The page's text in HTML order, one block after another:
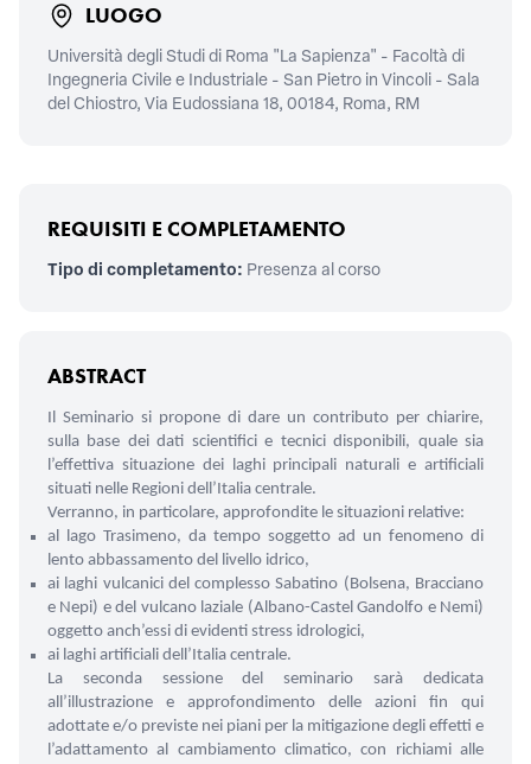
LUOGO
Università degli Studi di Roma "La Sapienza" - Facoltà di
Ingegneria Civile e Industriale - San Pietro in Vincoli - Sala
del Chiostro, Via Eudossiana 18, 00184, Roma, RM
REQUISITI E COMPLETAMENTO
Tipo di completamento: Presenza al corso
ABSTRACT
Il Seminario si propone di dare un contributo per chiarire,
sulla base dei dati scientifici e tecnici disponibili, quale sia
l’effettiva situazione dei laghi principali naturali e artificiali
situati nelle Regioni dell’Italia centrale.
Verranno, in particolare, approfondite le situazioni relative:
al lago Trasimeno, da tempo soggetto ad un fenomeno di
lento abbassamento del livello idrico,
ai laghi vulcanici del complesso Sabatino (Bolsena, Bracciano
e Nepi) e del vulcano laziale (Albano-Castel Gandolfo e Nemi)
oggetto anch’essi di evidenti stress idrologici,
ai laghi artificiali dell’Italia centrale.
La seconda sessione del seminario sarà dedicata
all’illustrazione e approfondimento delle azioni fin qui
adottate e/o previste nei piani per la mitigazione degli effetti e
l’adattamento al cambiamento climatico, con richiami alle